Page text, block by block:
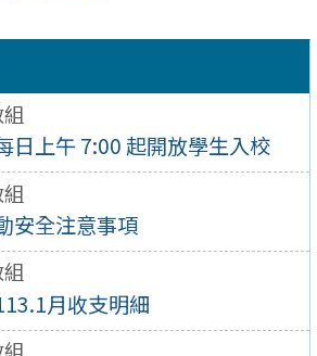
日上午 7:00 起開放學生入校
安全注意事項
月收支明細